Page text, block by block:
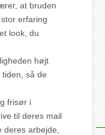
at bruden
erfaring
look, du
højt
så de
frisør i
til deres mail
arbejde,